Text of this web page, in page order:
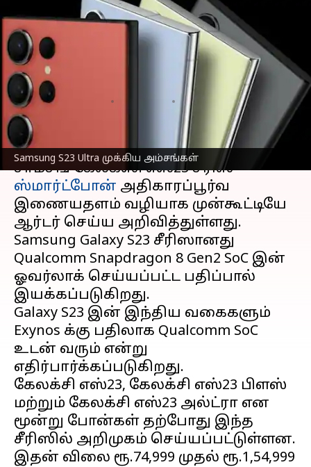
Samsung S23 Ultra முக்கிய அம்சங்கள்
Samsung S23 Ultra
அறிமுகம்! முன்பதிவு
செய்வோருக்கு இப்படி
ஒரு சலுகையா?
எழுதியவர் 07:13 pm
செய்தி முன்னோட்டம்
சாம்சங் கேலக்ஸி எஸ்23 சீரிஸ்
ஸ்மார்ட்போன் அதிகாரப்பூர்வ
இணையதளம் வழியாக முன்கூட்டியே
ஆர்டர் செய்ய அறிவித்துள்ளது.
Samsung Galaxy S23 சீரிஸானது
Qualcomm Snapdragon 8 Gen2 SoC இன்
ஓவர்லாக் செய்யப்பட்ட பதிப்பால்
இயக்கப்படுகிறது.
Galaxy S23 இன் இந்திய வகைகளும்
Exynos க்கு பதிலாக Qualcomm SoC
உடன் வரும் என்று
எதிர்பார்க்கப்படுகிறது.
கேலக்சி எஸ்23, கேலக்சி எஸ்23 பிளஸ்
மற்றும் கேலக்சி எஸ்23 அல்ட்ரா என
மூன்று போன்கள் தற்போது இந்த
சீரிஸில் அறிமுகம் செய்யப்பட்டுள்ளன.
இதன் விலை ரூ.74,999 முதல் ரூ.1,54,999